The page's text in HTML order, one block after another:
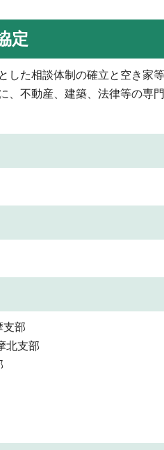
定
た相談体制の確立と空き家
、不動産、建築、法律等の専
支部
北支部